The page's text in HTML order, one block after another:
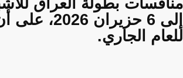
إلى 6
للعام الجاري.